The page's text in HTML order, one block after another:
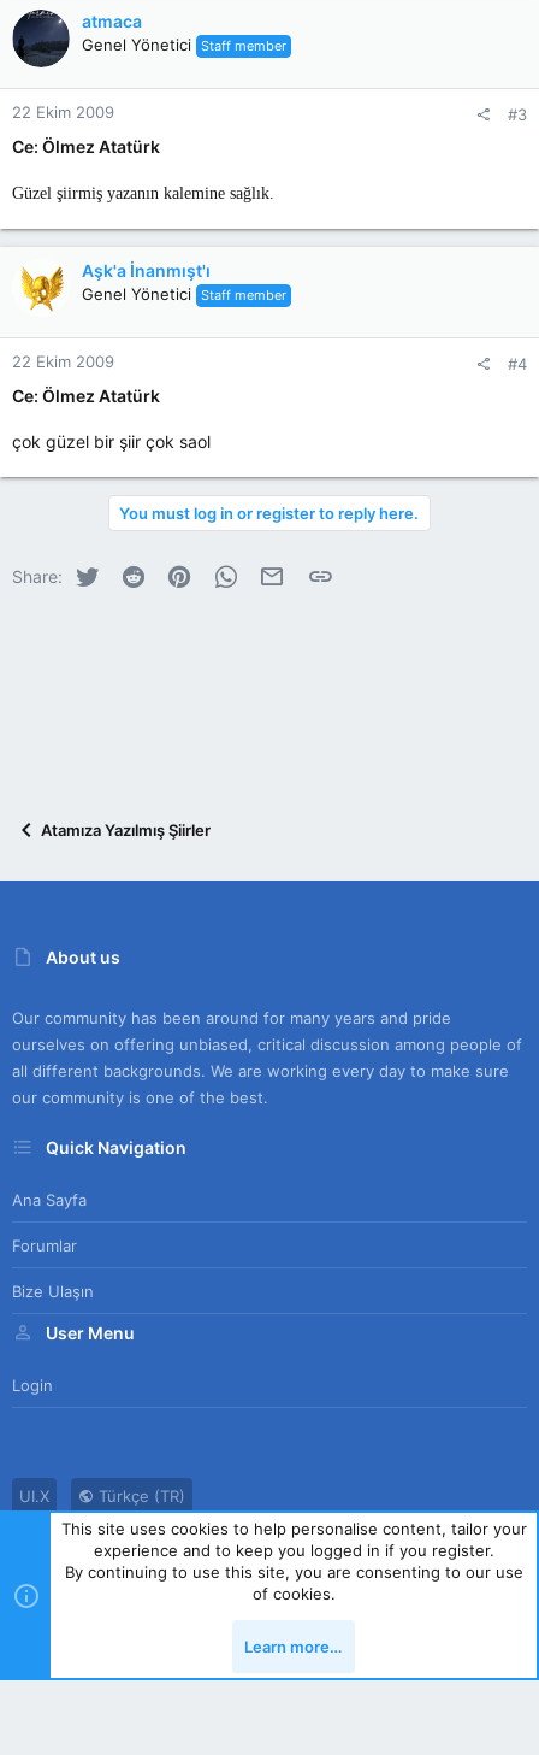
atmaca
Genel Yönetici Staff member
22 Ekim 2009 #3
Ce: Ölmez Atatürk
Güzel şiirmiş yazanın kalemine sağlık.
Aşk'a İnanmışt'ı
Genel Yönetici Staff member
22 Ekim 2009 #4
Ce: Ölmez Atatürk
çok güzel bir şiir çok saol
You must log in or register to reply here.
Share: Twitter Reddit PinterestWhatsApp
E-postaLink
Atamıza Yazılmış Şiirler
About us
Our community has been around for many years and pride
ourselves on offering unbiased, critical discussion among people of
all different backgrounds. We are working every day to make sure
our community is one of the best.
Quick Navigation
Ana Sayfa
Forumlar
Bize Ulaşın
User Menu
Login
UI.X
Türkçe (TR)
Bize Ulaşın
Kullanım Sözleşmesi Gizlilik Politikası
Yardım
Ana Sayfa
R
S
This site uses cookies to help personalise content, tailor your
experience and to keep you logged in if you register.
By continuing to use this site, you are consenting to our use
of cookies.
Learn more…